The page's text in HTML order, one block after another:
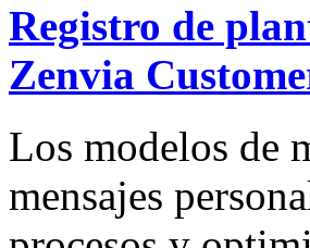
Registro de
Zenvia
Los modelos de
mensajes